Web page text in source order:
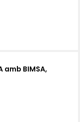
amb BIMSA,